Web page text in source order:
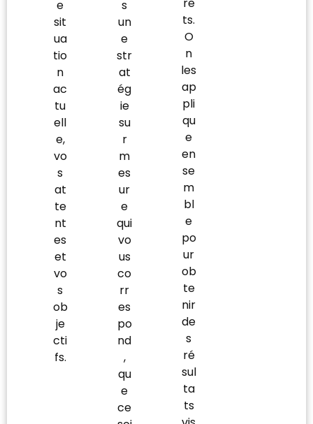
e
sit
ua
tio
n
ac
tu
ell
e,
vo
s
at
te
nt
es
et
vo
s
ob
je
cti
fs.
s
un
e
str
at
ég
ie
su
r
m
es
ur
e
qui
vo
us
co
rr
es
po
nd
,
qu
e
ce
re
ts.
O
n
les
ap
pli
qu
e
en
se
m
bl
e
po
ur
ob
te
nir
de
s
ré
sul
ta
ts